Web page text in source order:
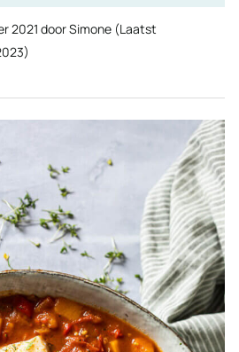
2021 doorSimone (Laatst
)